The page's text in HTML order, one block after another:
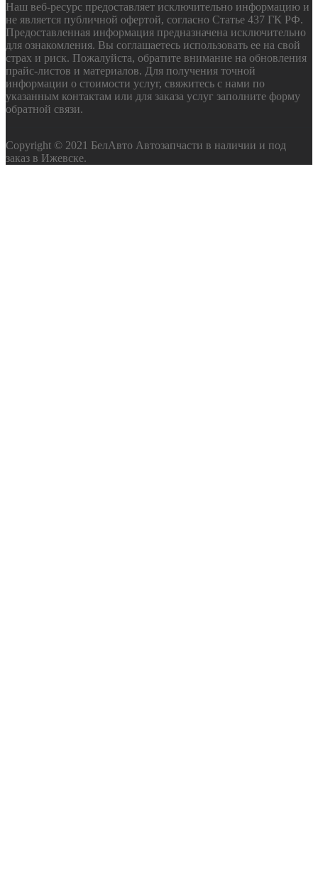
Наш веб-ресурс предоставляет исключительно информацию и
не является публичной офертой, согласно Статье 437 ГК РФ.
Предоставленная информация предназначена исключительно
для ознакомления. Вы соглашаетесь использовать ее на свой
страх и риск. Пожалуйста, обратите внимание на обновления
прайс-листов и материалов. Для получения точной
информации о стоимости услуг, свяжитесь с нами по
указанным контактам или для заказа услуг заполните форму
обратной связи.
Copyright © 2021 БелАвто Автозапчасти в наличии и под
заказ в Ижевске.